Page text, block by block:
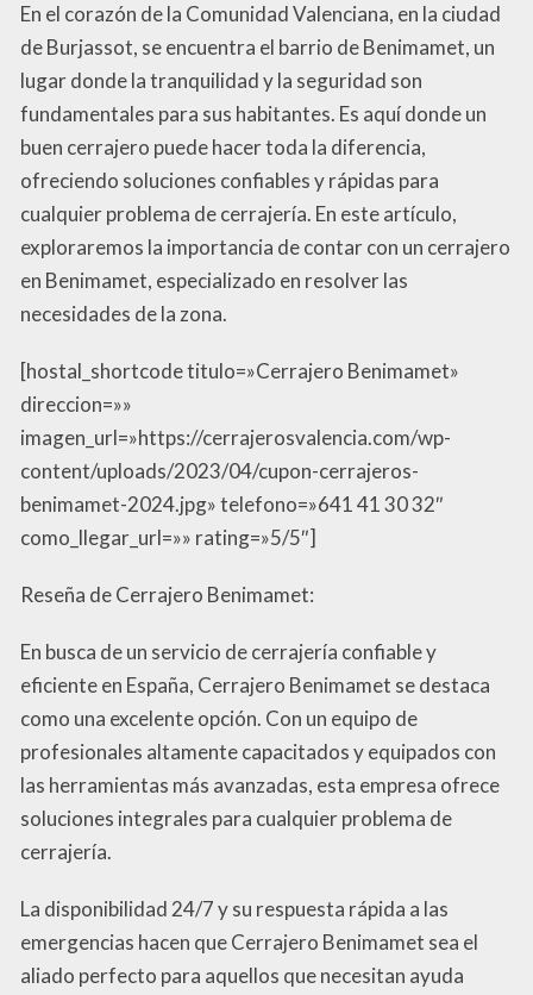
En el corazón de la Comunidad Valenciana, en la ciudad
de Burjassot, se encuentra el barrio de Benimamet, un
lugar donde la tranquilidad y la seguridad son
fundamentales para sus habitantes. Es aquí donde un
buen cerrajero puede hacer toda la diferencia,
ofreciendo soluciones confiables y rápidas para
cualquier problema de cerrajería. En este artículo,
exploraremos la importancia de contar con un cerrajero
en Benimamet, especializado en resolver las
necesidades de la zona.
[hostal_shortcode titulo=»Cerrajero Benimamet»
direccion=»»
imagen_url=»https://cerrajerosvalencia.com/wp-
content/uploads/2023/04/cupon-cerrajeros-
benimamet-2024.jpg» telefono=»641 41 30 32″
como_llegar_url=»» rating=»5/5″]
Reseña de Cerrajero Benimamet:
En busca de un servicio de cerrajería confiable y
eficiente en España, Cerrajero Benimamet se destaca
como una excelente opción. Con un equipo de
profesionales altamente capacitados y equipados con
las herramientas más avanzadas, esta empresa ofrece
soluciones integrales para cualquier problema de
cerrajería.
La disponibilidad 24/7 y su respuesta rápida a las
emergencias hacen que Cerrajero Benimamet sea el
aliado perfecto para aquellos que necesitan ayuda